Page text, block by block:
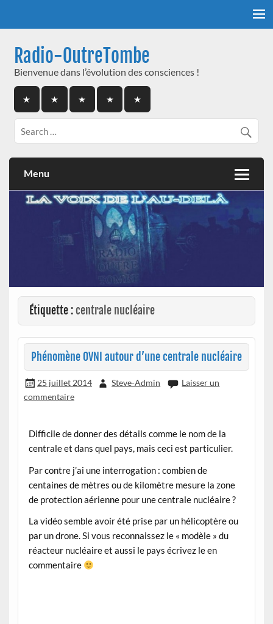
Radio-OutreTombe
Bienvenue dans l’évolution des consciences !
Menu
Étiquette :centrale nucléaire
Phénomène OVNI autour d’une centrale nucléaire
25 juillet 2014 Steve-Admin
Laisser un
commentaire
Difficile de donner des détails comme le nom de la
centrale et dans quel pays, mais ceci est particulier.
Par contre j’ai une interrogation : combien de
centaines de mètres ou de kilomètre mesure la zone
de protection aérienne pour une centrale nucléaire ?
La vidéo semble avoir été prise par un hélicoptère ou
par un drone. Si vous reconnaissez le « modèle » du
réacteur nucléaire et aussi le pays écrivez le en
commentaire